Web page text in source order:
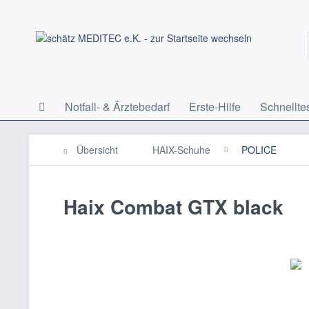
Notfall- & Ärztebedarf Erste-Hilfe
Übersicht HAIX-Schuhe POLICE
Haix Combat GTX black